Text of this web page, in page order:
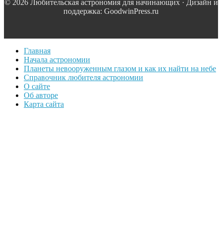
© 2026 Любительская астрономия для начинающих · Дизайн и
поддержка: GoodwinPress.ru
Главная
Начала астрономии
Планеты невооруженным глазом и как их найти на небе
Справочник любителя астрономии
О сайте
Об авторе
Карта сайта